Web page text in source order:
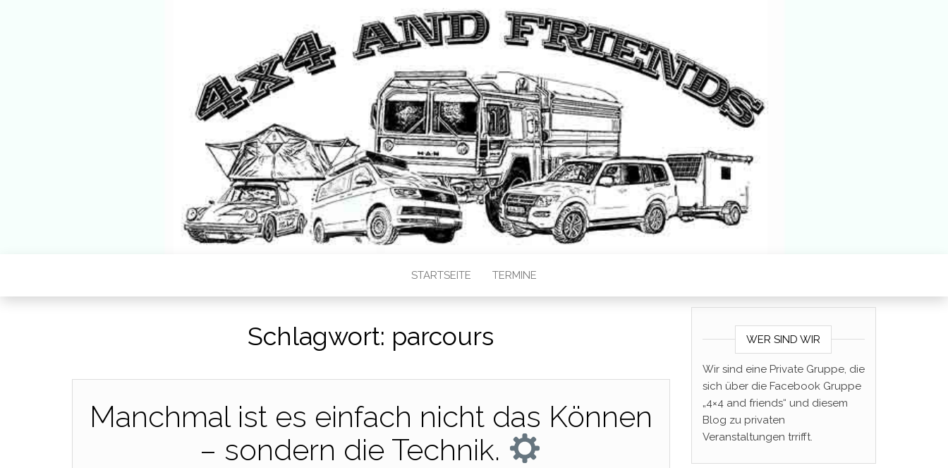
STARTSEITE TERMINE
Schlagwort: parcours
Manchmal ist es einfach nicht das Können
– sondern die Technik.
WER SIND WIR
Wir sind eine Private Gruppe, die
sich über die Facebook Gruppe
„4×4 and friends“ und diesem
Blog zu privaten
Veranstaltungen trrifft.